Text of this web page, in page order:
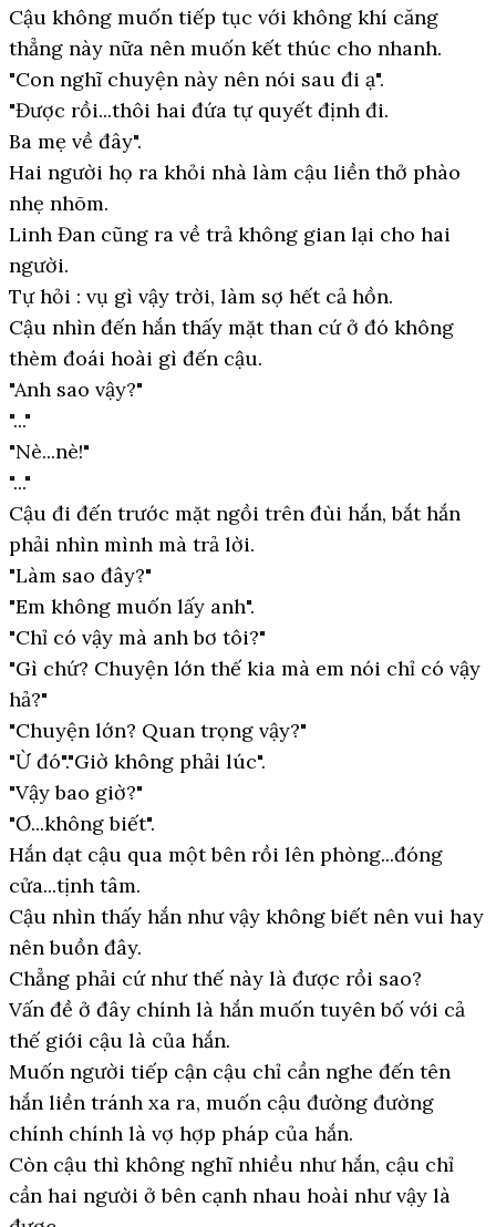
Cậu không muốn tiếp tục với không khí căng
thẳng này nữa nên muốn kết thúc cho nhanh.
"Con nghĩ chuyện này nên nói sau đi ạ".
"Được rồi...thôi hai đứa tự quyết định đi.
Ba mẹ về đây".
Hai người họ ra khỏi nhà làm cậu liền thở phào
nhẹ nhõm.
Linh Đan cũng ra về trả không gian lại cho hai
người.
Tự hỏi : vụ gì vậy trời, làm sợ hết cả hồn.
Cậu nhìn đến hắn thấy mặt than cứ ở đó không
thèm đoái hoài gì đến cậu.
"Anh sao vậy?"
"..."
"Nè...nè!"
"..."
Cậu đi đến trước mặt ngồi trên đùi hắn, bắt hắn
phải nhìn mình mà trả lời.
"Làm sao đây?"
"Em không muốn lấy anh".
"Chỉ có vậy mà anh bơ tôi?"
"Gì chứ? Chuyện lớn thế kia mà em nói chỉ có vậy
hả?"
"Chuyện lớn? Quan trọng vậy?"
"Ừ đó"."Giờ không phải lúc".
"Vậy bao giờ?"
"Ơ...không biết".
Hắn dạt cậu qua một bên rồi lên phòng...đóng
cửa...tịnh tâm.
Cậu nhìn thấy hắn như vậy không biết nên vui hay
nên buồn đây.
Chẳng phải cứ như thế này là được rồi sao?
Vấn đề ở đây chính là hắn muốn tuyên bố với cả
thế giới cậu là của hắn.
Muốn người tiếp cận cậu chỉ cần nghe đến tên
hắn liền tránh xa ra, muốn cậu đường đường
chính chính là vợ hợp pháp của hắn.
Còn cậu thì không nghĩ nhiều như hắn, cậu chỉ
cần hai người ở bên cạnh nhau hoài như vậy là